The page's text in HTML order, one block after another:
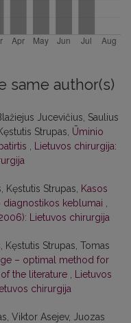
same author(s)
Jucevičius, Saulius
Strupas, Ūminio
Lietuvos chirurgija:
Kęstutis Strupas,
Kasos
keblumai
Lietuvos chirurgija
Kęstutis Strupas, Tomas
– optimal method for
the literature
Lietuvos
chirurgija
Viktor Asejev, Juozas